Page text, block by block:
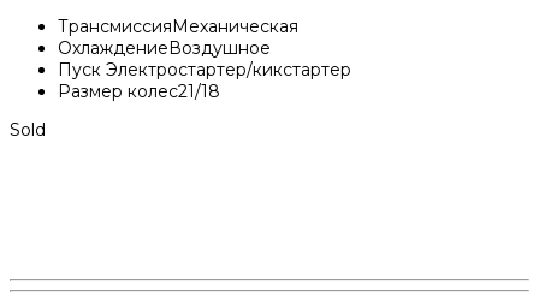
ТрансмиссияМеханическая
ОхлаждениеВоздушное
Пуск Электростартер/кикстартер
Размер колес21/18
Sold